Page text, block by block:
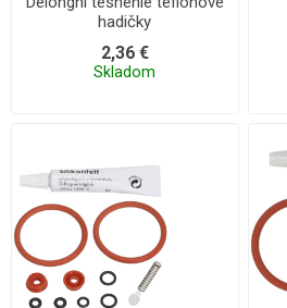
hadičky
2,36 €
Skladom